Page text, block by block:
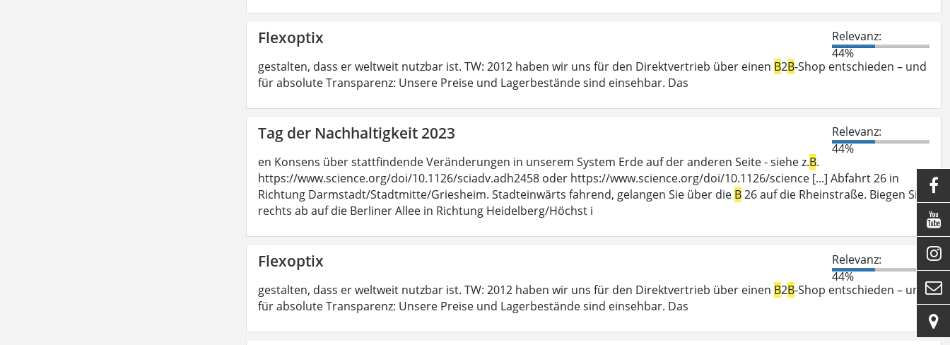
Flexoptix
Relevanz:
44%
gestalten, dass er weltweit nutzbar ist. TW: 2012 haben wir uns für den Direktvertrieb über einen B2B-Shop entschieden – und
für absolute Transparenz: Unsere Preise und Lagerbestände sind einsehbar. Das
Tag der Nachhaltigkeit 2023
Relevanz:
44%
en Konsens über stattfindende Veränderungen in unserem System Erde auf der anderen Seite - siehe z.B.
https://www.science.org/doi/10.1126/sciadv.adh2458 oder https://www.science.org/doi/10.1126/science [...] Abfahrt 26 in
Richtung Darmstadt/Stadtmitte/Griesheim. Stadteinwärts fahrend, gelangen Sie über die B26 auf die Rheinstraße. Biegen Sie
rechts ab auf die Berliner Allee in Richtung Heidelberg/Höchst i
Flexoptix
Relevanz:
44%
gestalten, dass er weltweit nutzbar ist. TW: 2012 haben wir uns für den Direktvertrieb über einen B2B-Shop entschieden – und
für absolute Transparenz: Unsere Preise und Lagerbestände sind einsehbar. Das




